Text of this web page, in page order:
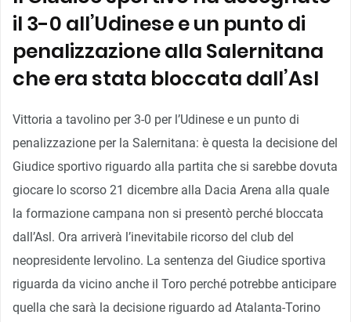
il 3-0 all’Udinese e un punto di
penalizzazione alla Salernitana
che era stata bloccata dall’Asl
Vittoria a tavolino per 3-0 per l’Udinese e un punto di
penalizzazione per la Salernitana: è questa la decisione del
Giudice sportivo riguardo alla partita che si sarebbe dovuta
giocare lo scorso 21 dicembre alla Dacia Arena alla quale
la formazione campana non si presentò perché bloccata
dall’Asl. Ora arriverà l’inevitabile ricorso del club del
neopresidente Iervolino. La sentenza del Giudice sportiva
riguarda da vicino anche il Toro perché potrebbe anticipare
quella che sarà la decisione riguardo ad Atalanta-Torino